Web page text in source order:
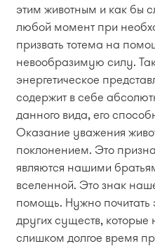
этим животным и как бы
любой момент при
призвать тотема на
невообразимую силу.
энергетическое
содержит в себе
данного вида, его
Оказание уважения
поклонением. Это
являются нашими
вселенной. Это знак
помощь. Нужно почитать
других существ,
слишком долгое время